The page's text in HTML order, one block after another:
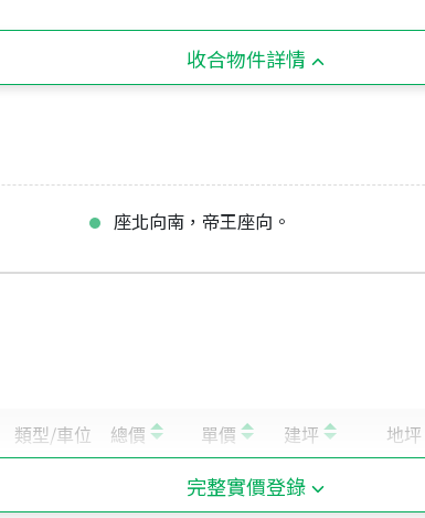
收合物件詳情
座北向南，帝王座向。
完整實價登錄